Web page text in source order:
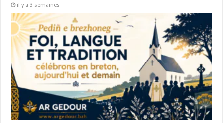
il y a 3 semaines